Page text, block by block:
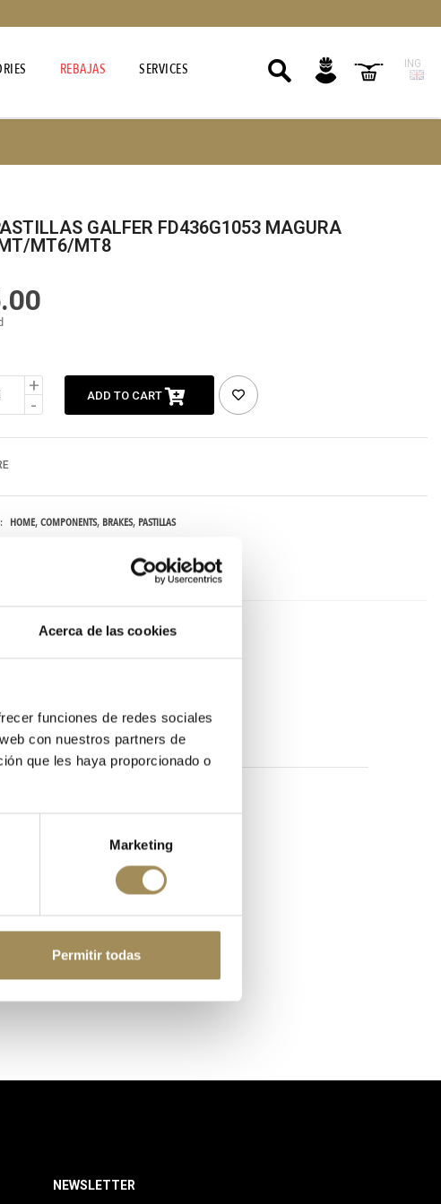
Acerca de las cookies
funciones de redes sociales
con nuestros partners de
que les haya proporcionado o
Marketing
Permitir todas
REBAJAS SERVICES ING
GALFER FD436G1053 MAGURA
MT6/MT8
ADD TO CART
HOME COMPONENTS BRAKES PASTILLAS
NEWSLETTER